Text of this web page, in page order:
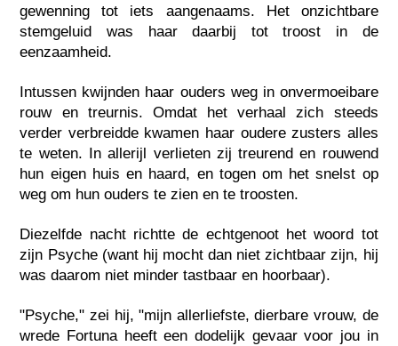
gewenning tot iets aangenaams. Het onzichtbare
stemgeluid was haar daarbij tot troost in de
eenzaamheid.
Intussen kwijnden haar ouders weg in onvermoeibare
rouw en treurnis. Omdat het verhaal zich steeds
verder verbreidde kwamen haar oudere zusters alles
te weten. In allerijl verlieten zij treurend en rouwend
hun eigen huis en haard, en togen om het snelst op
weg om hun ouders te zien en te troosten.
Diezelfde nacht richtte de echtgenoot het woord tot
zijn Psyche (want hij mocht dan niet zichtbaar zijn, hij
was daarom niet minder tastbaar en hoorbaar).
"Psyche," zei hij, "mijn allerliefste, dierbare vrouw, de
wrede Fortuna heeft een dodelijk gevaar voor jou in